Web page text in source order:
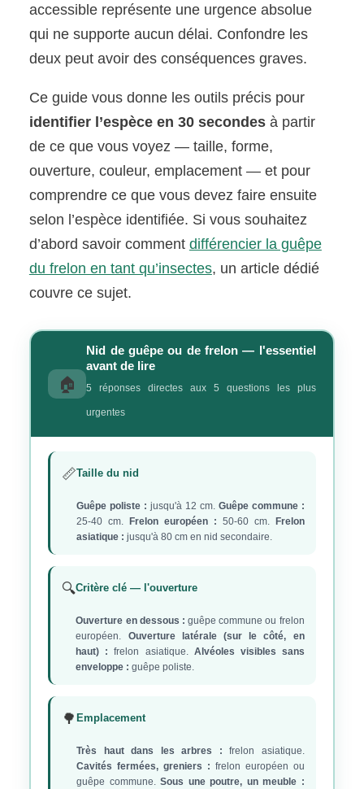
accessible représente une urgence absolue
qui ne supporte aucun délai. Confondre les
deux peut avoir des conséquences graves.
Ce guide vous donne les outils précis pour
identifier l’espèce en 30 secondesà partir
de ce que vous voyez — taille, forme,
ouverture, couleur, emplacement — et pour
comprendre ce que vous devez faire ensuite
selon l’espèce identifiée. Si vous souhaitez
d’abord savoir comment différencier la guêpe
du frelon en tant qu’insectes, un article dédié
couvre ce sujet.
🏠
Nid de guêpe ou de frelon — l'essentiel
avant de lire
5 réponses directes aux 5 questions les plus
urgentes
📏Taille du nid
Guêpe poliste : jusqu'à 12 cm. Guêpe commune :
25-40 cm.
Frelon européen : 50-60 cm.
Frelon
asiatique : jusqu'à 80 cm en nid secondaire.
🔍Critère clé — l'ouverture
Ouverture en dessous : guêpe commune ou frelon
européen. Ouverture latérale (sur le côté, en
haut) : frelon asiatique. Alvéoles visibles sans
enveloppe : guêpe poliste.
🌳Emplacement
Très haut dans les arbres : frelon asiatique.
Cavités fermées, greniers : frelon européen ou
guêpe commune.Sous une poutre, un meuble :